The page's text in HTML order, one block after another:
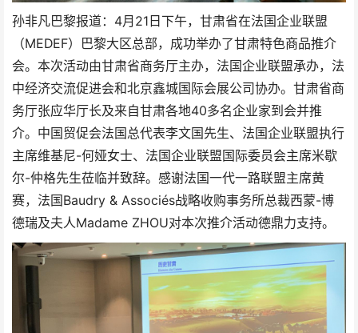
孙非凡巴黎报道：4月21日下午，甘肃省在法国企业联盟
（MEDEF）巴黎大区总部，成功举办了甘肃特色商品推介
会。本次活动由甘肃省商务厅主办，法国企业联盟承办，法
中经济交流促进会和北京鑫城国际会展公司协办。甘肃省商
务厅张应华厅长及来自甘肃各地40多名企业家到会并推
介。中国贸促会法国总代表李文国先生、法国企业联盟执行
主席维基尼-何娅女士、法国企业联盟国际委员会主席米歇
尔-仲格先生莅临并致辞。感谢法国一代一路联盟主席黄
赛，法国Baudry & Associés战略收购事务所总裁西蒙-博
德瑞及夫人Madame ZHOU对本次推介活动德鼎力支持。